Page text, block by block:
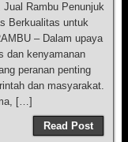
Rambu Penunjuk
Berkualitas untuk
– Dalam upaya
dan kenyamanan
peranan penting
dan masyarakat.
[…]
Read Post